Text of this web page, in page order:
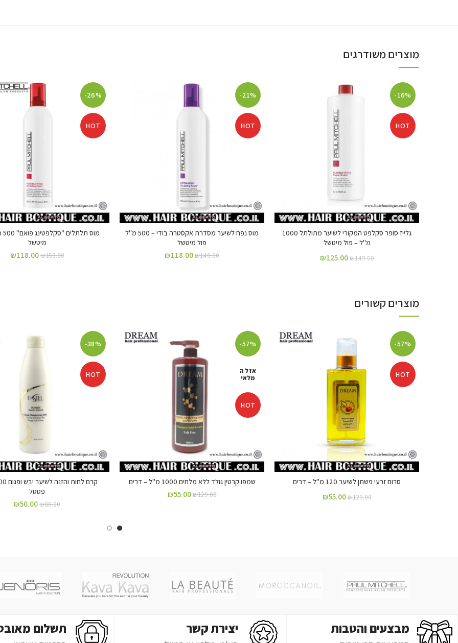
מוצרים משודרגים
-16%
HOT
גלייז סופר סקלפט המקורי לשיער מתולתל 1000
מ"ל – פול מיטשל
₪149.00
₪125.00
-21%
HOT
מוס נפח לשיער מסדרת אקסטרה בודי – 500 מ"ל
פול מיטשל
₪149.00
₪118.00
-26%
HOT
מיטשל
₪159.00
₪118.00
מוצרים קשורים
-57%
HOT
סרום זרעי פשתן לשיער 120 מ"ל – דרים
₪129.00
₪55.00
-57%
אזל ה
מלאי
HOT
שמפו קרטין גולד ללא מלחים 1000 מ"ל – דרים
₪129.00
₪55.00
-38%
HOT
פסטל
₪80.00
₪50.00
מבצעים והטבות יצירת קשר תשלום